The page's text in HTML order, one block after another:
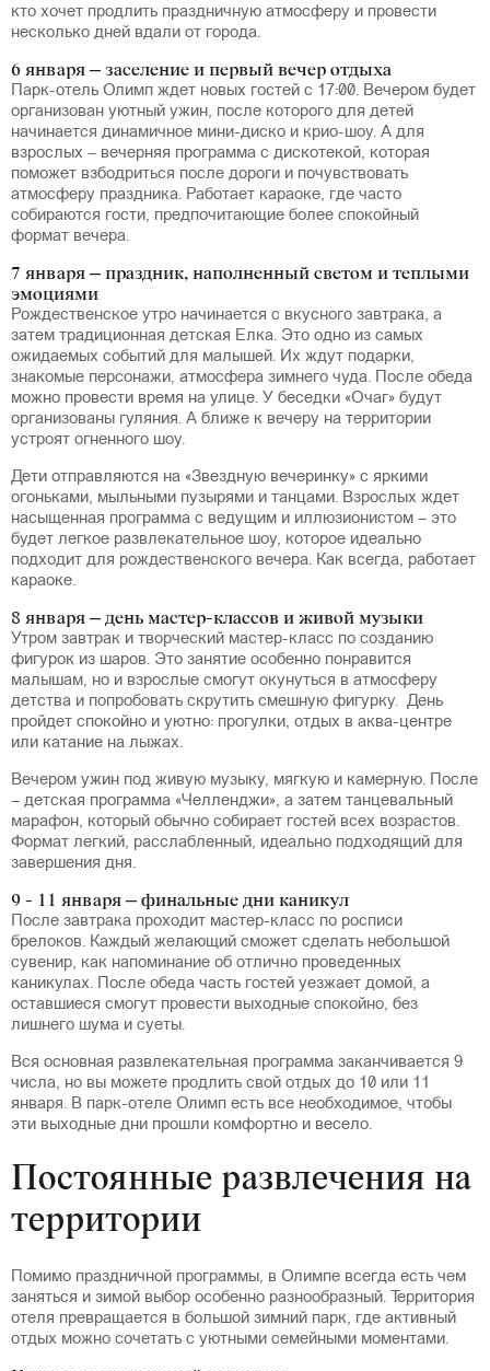
кто хочет продлить праздничную атмосферу и провести
несколько дней вдали от города.
6 января – заселение и первый вечер отдыха
Парк-отель Олимп ждет новых гостей с 17:00. Вечером будет
организован уютный ужин, после которого для детей
начинается динамичное мини-диско и крио-шоу. А для
взрослых – вечерняя программа с дискотекой, которая
поможет взбодриться после дороги и почувствовать
атмосферу праздника. Работает караоке, где часто
собираются гости, предпочитающие более спокойный
формат вечера.
7 января – праздник, наполненный светом и теплыми
эмоциями
Рождественское утро начинается с вкусного завтрака, а
затем традиционная детская Елка. Это одно из самых
ожидаемых событий для малышей. Их ждут подарки,
знакомые персонажи, атмосфера зимнего чуда. После обеда
можно провести время на улице. У беседки «Очаг» будут
организованы гуляния. А ближе к вечеру на территории
устроят огненного шоу.
Дети отправляются на «Звездную вечеринку» с яркими
огоньками, мыльными пузырями и танцами. Взрослых ждет
насыщенная программа с ведущим и иллюзионистом – это
будет легкое развлекательное шоу, которое идеально
подходит для рождественского вечера. Как всегда, работает
караоке.
8 января – день мастер-классов и живой музыки
Утром завтрак и творческий мастер-класс по созданию
фигурок из шаров. Это занятие особенно понравится
малышам, но и взрослые смогут окунуться в атмосферу
детства и попробовать скрутить смешную фигурку. День
пройдет спокойно и уютно: прогулки, отдых в аква-центре
или катание на лыжах.
Вечером ужин под живую музыку, мягкую и камерную. После
– детская программа «Челленджи», а затем танцевальный
марафон, который обычно собирает гостей всех возрастов.
Формат легкий, расслабленный, идеально подходящий для
завершения дня.
9 - 11 января – финальные дни каникул
После завтрака проходит мастер-класс по росписи
брелоков. Каждый желающий сможет сделать небольшой
сувенир, как напоминание об отлично проведенных
каникулах. После обеда часть гостей уезжает домой, а
оставшиеся смогут провести выходные спокойно, без
лишнего шума и суеты.
Вся основная развлекательная программа заканчивается 9
числа, но вы можете продлить свой отдых до 10 или 11
января. В парк-отеле Олимп есть все необходимое, чтобы
эти выходные дни прошли комфортно и весело.
Постоянные развлечения на
территории
Помимо праздничной программы, в Олимпе всегда есть чем
заняться и зимой выбор особенно разнообразный. Территория
отеля превращается в большой зимний парк, где активный
отдых можно сочетать с уютными семейными моментами.